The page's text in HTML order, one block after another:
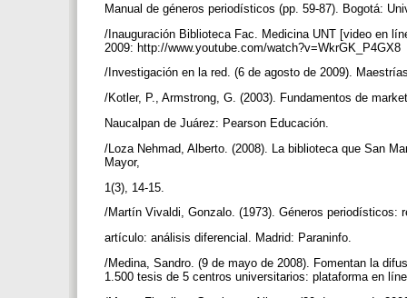
Manual de géneros periodísticos (pp. 59-87). Bogotá:
/Inauguración Biblioteca Fac. Medicina UNT [video en
2009: http://www.youtube.com/watch?v=WkrGK_P4GX8
/Investigación en la red. (6 de agosto de 2009).
/Kotler, P., Armstrong, G. (2003). Fundamentos de
Naucalpan de Juárez: Pearson Educación.
/Loza Nehmad, Alberto. (2008). La biblioteca que San
Mayor,
1(3), 14-15.
/Martín Vivaldi, Gonzalo. (1973). Géneros periodísticos:
artículo: análisis diferencial. Madrid: Paraninfo.
/Medina, Sandro. (9 de mayo de 2008). Fomentan la
1.500 tesis de 5 centros universitarios: plataforma en